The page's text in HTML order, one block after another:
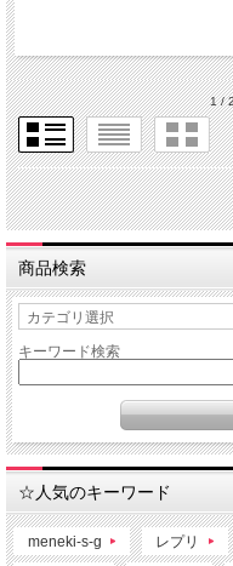
1 /
商品検索
キーワード検索
☆人気のキーワード
meneki-s-g レプリ